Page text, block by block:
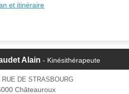
et itinéraire
Alain - Kinésithérapeute
RUE DE STRASBOURG
Châteauroux